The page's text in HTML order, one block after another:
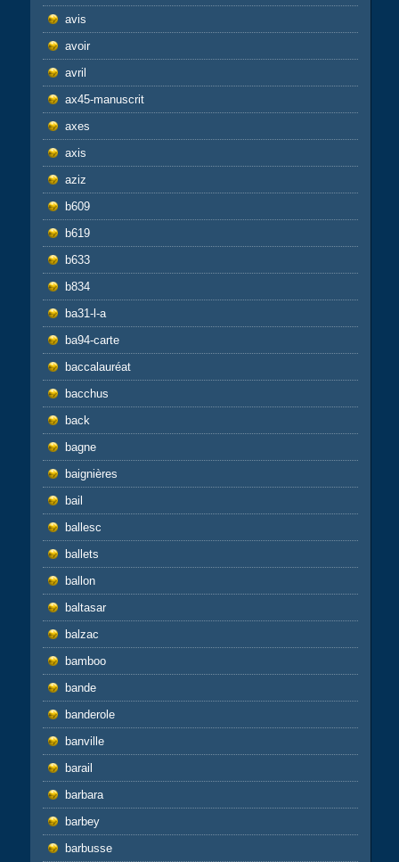
avis
avoir
avril
ax45-manuscrit
axes
axis
aziz
b609
b619
b633
b834
ba31-l-a
ba94-carte
baccalauréat
bacchus
back
bagne
baignières
bail
ballesc
ballets
ballon
baltasar
balzac
bamboo
bande
banderole
banville
barail
barbara
barbey
barbusse